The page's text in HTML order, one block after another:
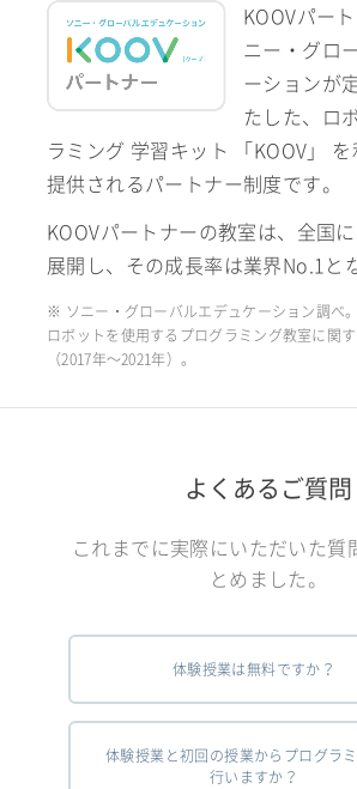
KOOVパー
ニー・グロ
ーションが
たした、ロ
ラミング 学習キット 「KOOV」
提供されるパートナー制度です。
KOOVパートナーの教室は、全国
展開し、その成長率は業界No.1と
※ ソニー・グローバルエデュケーション調べ。
ロボットを使用するプログラミング教室に関
（2017年〜2021年）。
よくあるご質問
これまでに実際にいただいた質
とめました。
体験授業は無料ですか？
体験授業と初回の授業からプログラ
行いますか？